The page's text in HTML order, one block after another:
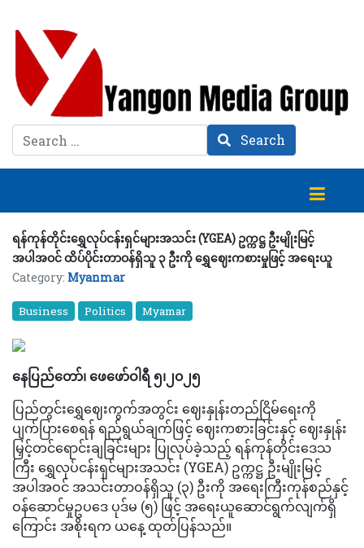
Search Search
ရန်ကုန်တိုင်းရွှေလုပ်ငန်းရှင်များအသင်း (YGEA) ဥက္ကဋ္ဌ ဦးမျိုးမြင့်
အပါအဝင် ထိပ်ပိုင်းတာဝန်ရှိသူ ၃ ဦးကို ရွှေဈေးကစားမှုဖြင့် အရေးယူ
Category: Myanmar
Business Politics Myamar
နေပြည်တော်၊ ဖေဖော်ဝါရီ ၅၊၂၀၂၅
ပြည်တွင်းရွှေဈေးကွက်အတွင်း ဈေးနှုန်းတည်ငြိမ်ရေးကို
ပျက်ပြားစေရန် ရည်ရွယ်ချက်ဖြင့် ဈေးကစားခြင်းနှင့် ဈေးနှုန်း
မြှင့်တင်ရောင်းချခြင်းများ ပြုလုပ်ခဲ့သည့် ရန်ကုန်တိုင်းဒေသ
ကြီး ရွှေလုပ်ငန်းရှင်များအသင်း (YGEA) ဥက္ကဋ္ဌ ဦးမျိုးမြင့်
အပါအဝင် အသင်းတာဝန်ရှိသူ (၃) ဦးကို အရေးကြီးကုန်စည်နှင့်
ဝန်ဆောင်မှုဥပဒေ ပုဒ်မ (၅) ဖြင့် အရေးယူဆောင်ရွက်လျက်ရှိ
ကြောင်း အစိုးရက ယနေ့ ထုတ်ပြန်သည်။